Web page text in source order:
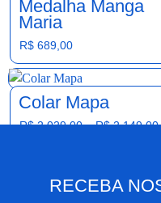
Medalha Manga
Maria
R$ 689,00
Colar Mapa
R$2.029,00 – R$2.149,00
RECEBA